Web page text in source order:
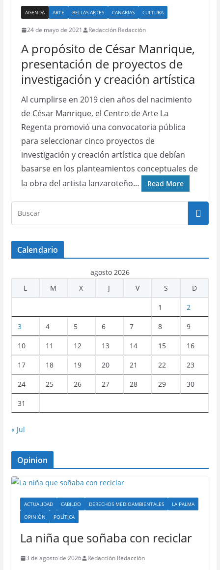
AGENDA ARTE BELLAS ARTES CANARIAS CULTURA
24 de mayo de 2021 Redacción Redacción
A propósito de César Manrique,
presentación de proyectos de
investigación y creación artística
Al cumplirse en 2019 cien años del nacimiento
de César Manrique, el Centro de Arte La
Regenta promovió una convocatoria pública
para seleccionar cinco proyectos de
investigación y creación artística que debían
basarse en los planteamientos conceptuales de
la obra del artista lanzaroteño…
Read More
Calendario
agosto 2026
L
M X J V S D
1 2
3 4 5 6 7 8 9
10 11 12 13 14 15 16
17 18 19 20 21 22 23
24 25 26 27 28 29 30
31
« Jul
Opinion
ACTUALIDAD CABILDO DERECHOS MEDIOAMBIENTALES
LA PALMA
OPINIÓN
POLÍTICA
La niña que soñaba con reciclar
3 de agosto de 2026 Redacción Redacción